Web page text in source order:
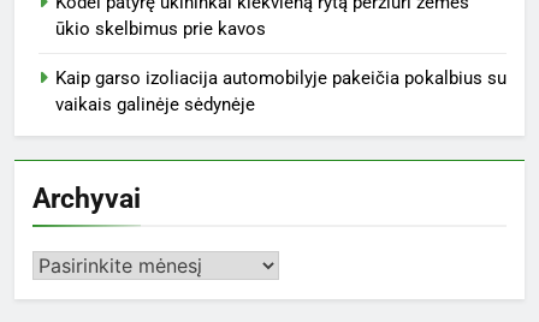
ūkio skelbimus prie kavos
Kaip garso izoliacija automobilyje pakeičia pokalbius su
vaikais galinėje sėdynėje
Archyvai
Archyvai